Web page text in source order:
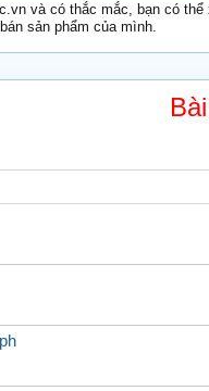
và có thắc mắc, bạn có
sản phẩm của mình.